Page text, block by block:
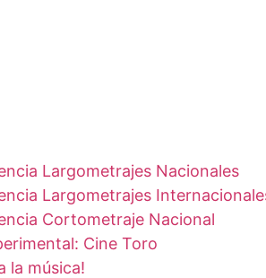
Largometrajes Nacionales
Largometrajes
Cortometraje Nacional
Cine Toro
la música!